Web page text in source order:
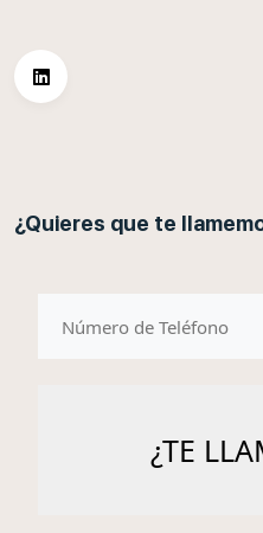
¿Quieres que te